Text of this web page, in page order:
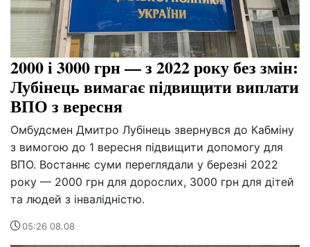
2000 і 3000 грн — з 2022 року без змін:
Лубінець вимагає підвищити виплати
ВПО з вересня
Омбудсмен Дмитро Лубінець звернувся до Кабміну
з вимогою до 1 вересня підвищити допомогу для
ВПО. Востаннє суми переглядали у березні 2022
року — 2000 грн для дорослих, 3000 грн для дітей
та людей з інвалідністю.
05:26 08.08